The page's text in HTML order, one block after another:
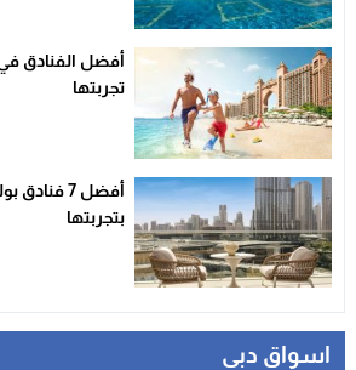
أفضل الفنادق
تجربتها
أفضل 7
بتجربتها
اسواق دبي